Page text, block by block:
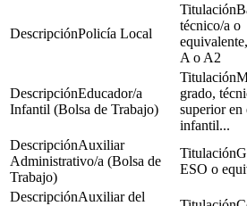
Policía Local
técnico/a o
A o A2
Educador/a
Infantil (Bolsa de Trabajo)
grado,
superior en
infantil...
Auxiliar
Administrativo/a (Bolsa de
Trabajo)
ESO o
Auxiliar del